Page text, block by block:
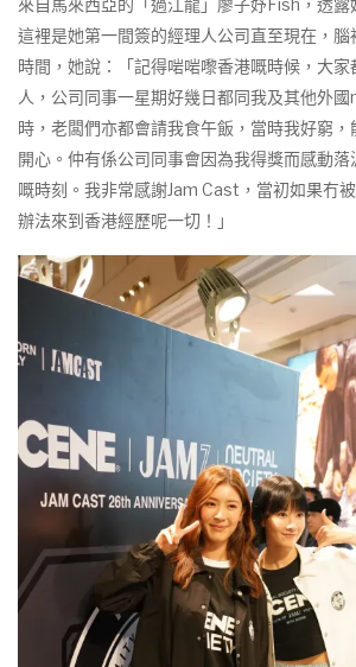
來自馬來西亞的「過江龍」廖子妤Fish，透露
這裡是她第一間簽的經理人公司直至現在，
時間，她說：「記得啱啱嚟香港嘅時候，大
人，公司同事一星期好幾日都同我及其他外
時，老闆們亦都會請我食午飯，當時我好窮
開心。仲有係公司同事會因為我得獎而感動
嘅時刻。我非常感謝Jam Cast，當初如果冇
辦法來到香港經歷呢一切！」